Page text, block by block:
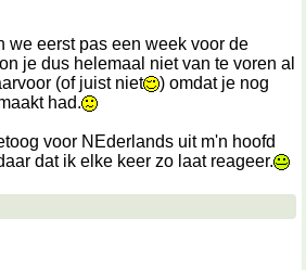
we eerst pas een week voor de
je dus helemaal niet van te voren al
(of juist niet
) omdat je nog
had.
voor NEderlands uit m'n hoofd
dat ik elke keer zo laat reageer.